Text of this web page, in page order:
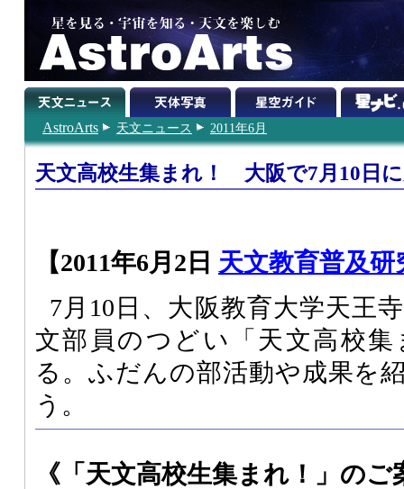
AstroArts 天文ニュース 2011年6月
天文高校生集まれ！ 大阪で7月10日
【2011年6月2日 天文教育普及研
7月10日、大阪教育大学天王
文部員のつどい「天文高校
る。ふだんの部活動や成果を
う。
《「天文高校生集まれ！」のご